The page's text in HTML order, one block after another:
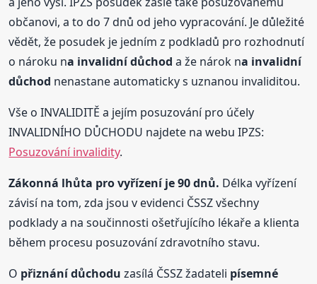
občanovi, a to do 7 dnů od jeho vypracování. Je důležité
vědět, že posudek je jedním z podkladů pro rozhodnutí
o nároku na invalidnídůchod a že nárok na invalidní
důchod nenastane automaticky s uznanou invaliditou.
Vše o INVALIDITĚ a jejím posuzování pro účely
INVALIDNÍHO DŮCHODU najdete na webu IPZS:
Posuzování invalidity.
Zákonná lhůta pro vyřízení je 90 dnů. Délka vyřízení
závisí na tom, zda jsou v evidenci ČSSZ všechny
podklady a na součinnosti ošetřujícího lékaře a klienta
během procesu posuzování zdravotního stavu.
O přiznánídůchodu zasílá ČSSZ žadateli písemné